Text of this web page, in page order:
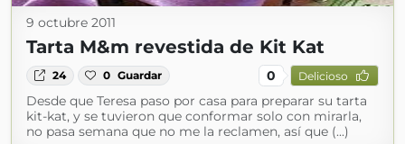
9 octubre 2011
Tarta M&m revestida de Kit Kat
24 0 Guardar 0 Delicioso
Desde que Teresa paso por casa para preparar su tarta
kit-kat, y se tuvieron que conformar solo con mirarla,
no pasa semana que no me la reclamen, así que (...)